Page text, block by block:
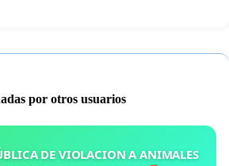
preservar y cuidar suMENTE,
institución extranjera,
que atente a esta
por otros usuarios
DE VIOLACION A ANIMALES